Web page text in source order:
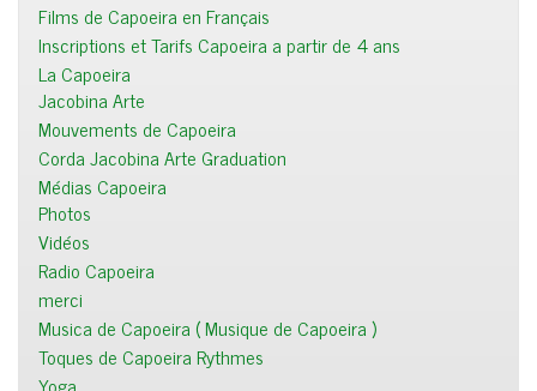
Films de Capoeira en Français
Inscriptions et Tarifs Capoeira a partir de 4 ans
La Capoeira
Jacobina Arte
Mouvements de Capoeira
Corda Jacobina Arte Graduation
Médias Capoeira
Photos
Vidéos
Radio Capoeira
merci
Musica de Capoeira ( Musique de Capoeira )
Toques de Capoeira Rythmes